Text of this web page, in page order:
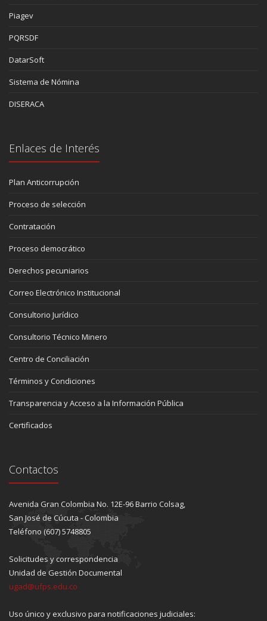
Piagev
PQRSDF
DatarSoft
Sistema de Nómina
DISERACA
Enlaces de Interés
Plan Anticorrupción
Proceso de selección
Contratación
Proceso democrático
Derechos pecuniarios
Correo Electrónico Institucional
Consultorio Jurídico
Consultorio Técnico Minero
Centro de Conciliación
Términos y Condiciones
Transparencia y Acceso a la Información Pública
Certificados
Contactos
Avenida Gran Colombia No. 12E-96 Barrio Colsag,
San José de Cúcuta - Colombia
Teléfono (607) 5748805
Solicitudes y correspondencia
Unidad de Gestión Documental
ugad@ufps.edu.co
Uso único y exclusivo para notificaciones judiciales: